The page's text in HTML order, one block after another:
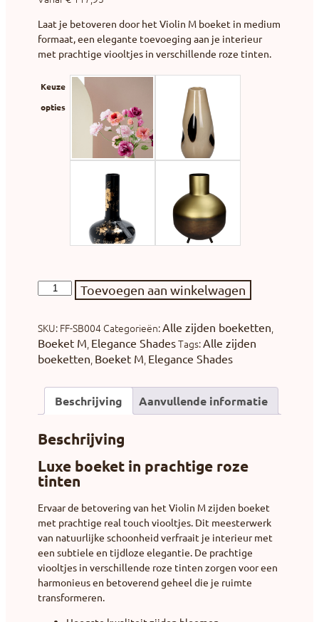
Laat je betoveren door het Violin M boeket in medium
formaat, een elegante toevoeging aan je interieur
met prachtige viooltjes in verschillende roze tinten.
Keuze
opties
Toevoegen aan winkelwagen
SKU: FF-SB004 Categorieën: Alle zijden boeketten
Boeket M Elegance ShadesTags: Alle zijden
boeketten Boeket M Elegance Shades
Beschrijving Aanvullende informatie
Beschrijving
Luxe boeket in prachtige roze
tinten
Ervaar de betovering van het Violin M zijden boeket
met prachtige real touch viooltjes. Dit meesterwerk
van natuurlijke schoonheid verfraait je interieur met
een subtiele en tijdloze elegantie. De prachtige
viooltjes in verschillende roze tinten zorgen voor een
harmonieus en betoverend geheel die je ruimte
transformeren.